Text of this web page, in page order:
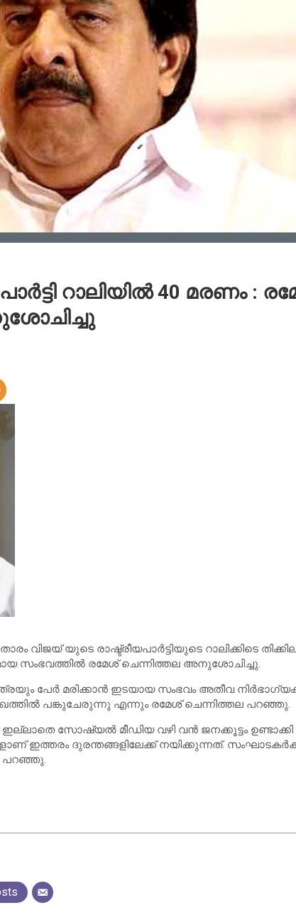
റാലിയിൽ 40 മരണം :
വിജയ് യുടെ രാഷ്ട്രീയപാർട്ടിയുടെ റാലിക്കിടെ
സംഭവത്തിൽ രമേശ് ചെന്നിത്തല അനുശോചിച്ചു.
പേർ മരിക്കാൻ ഇടയായ സംഭവം അതീവ
പങ്കുചേരുന്നു എന്നും രമേശ് ചെന്നിത്തല പറഞ്ഞു.
സോഷ്യൽ മീഡിയ വഴി വൻ ജനക്കൂട്ടം ഉണ്ടാക്കി
ഇത്തരം ദുരന്തങ്ങളിലേക്ക് നയിക്കുന്നത്.
പറഞ്ഞു.